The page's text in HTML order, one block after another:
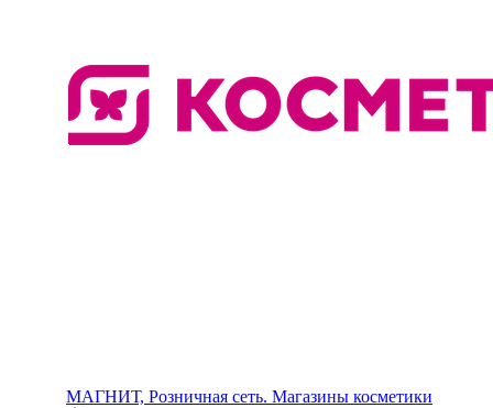
МАГНИТ, Розничная сеть. Магазины косметики